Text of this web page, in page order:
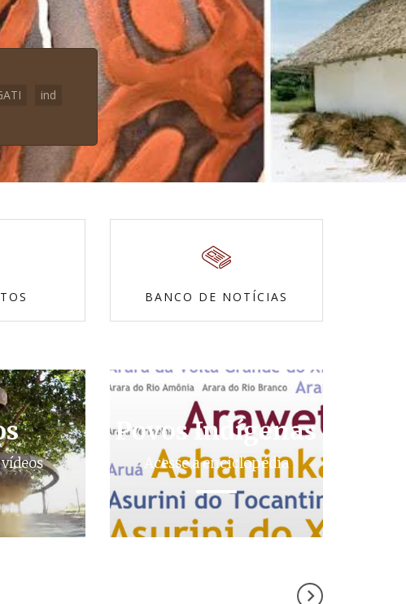
ind
BANCO DE NOTÍCIAS
Povos Indígenas
Acesse a enciclopédia